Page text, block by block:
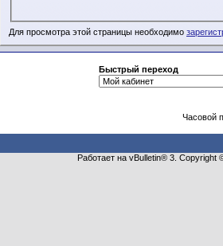
Для просмотра этой страницы необходимо
Быстрый переход
Часовой
Работает на vBulletin® 3.